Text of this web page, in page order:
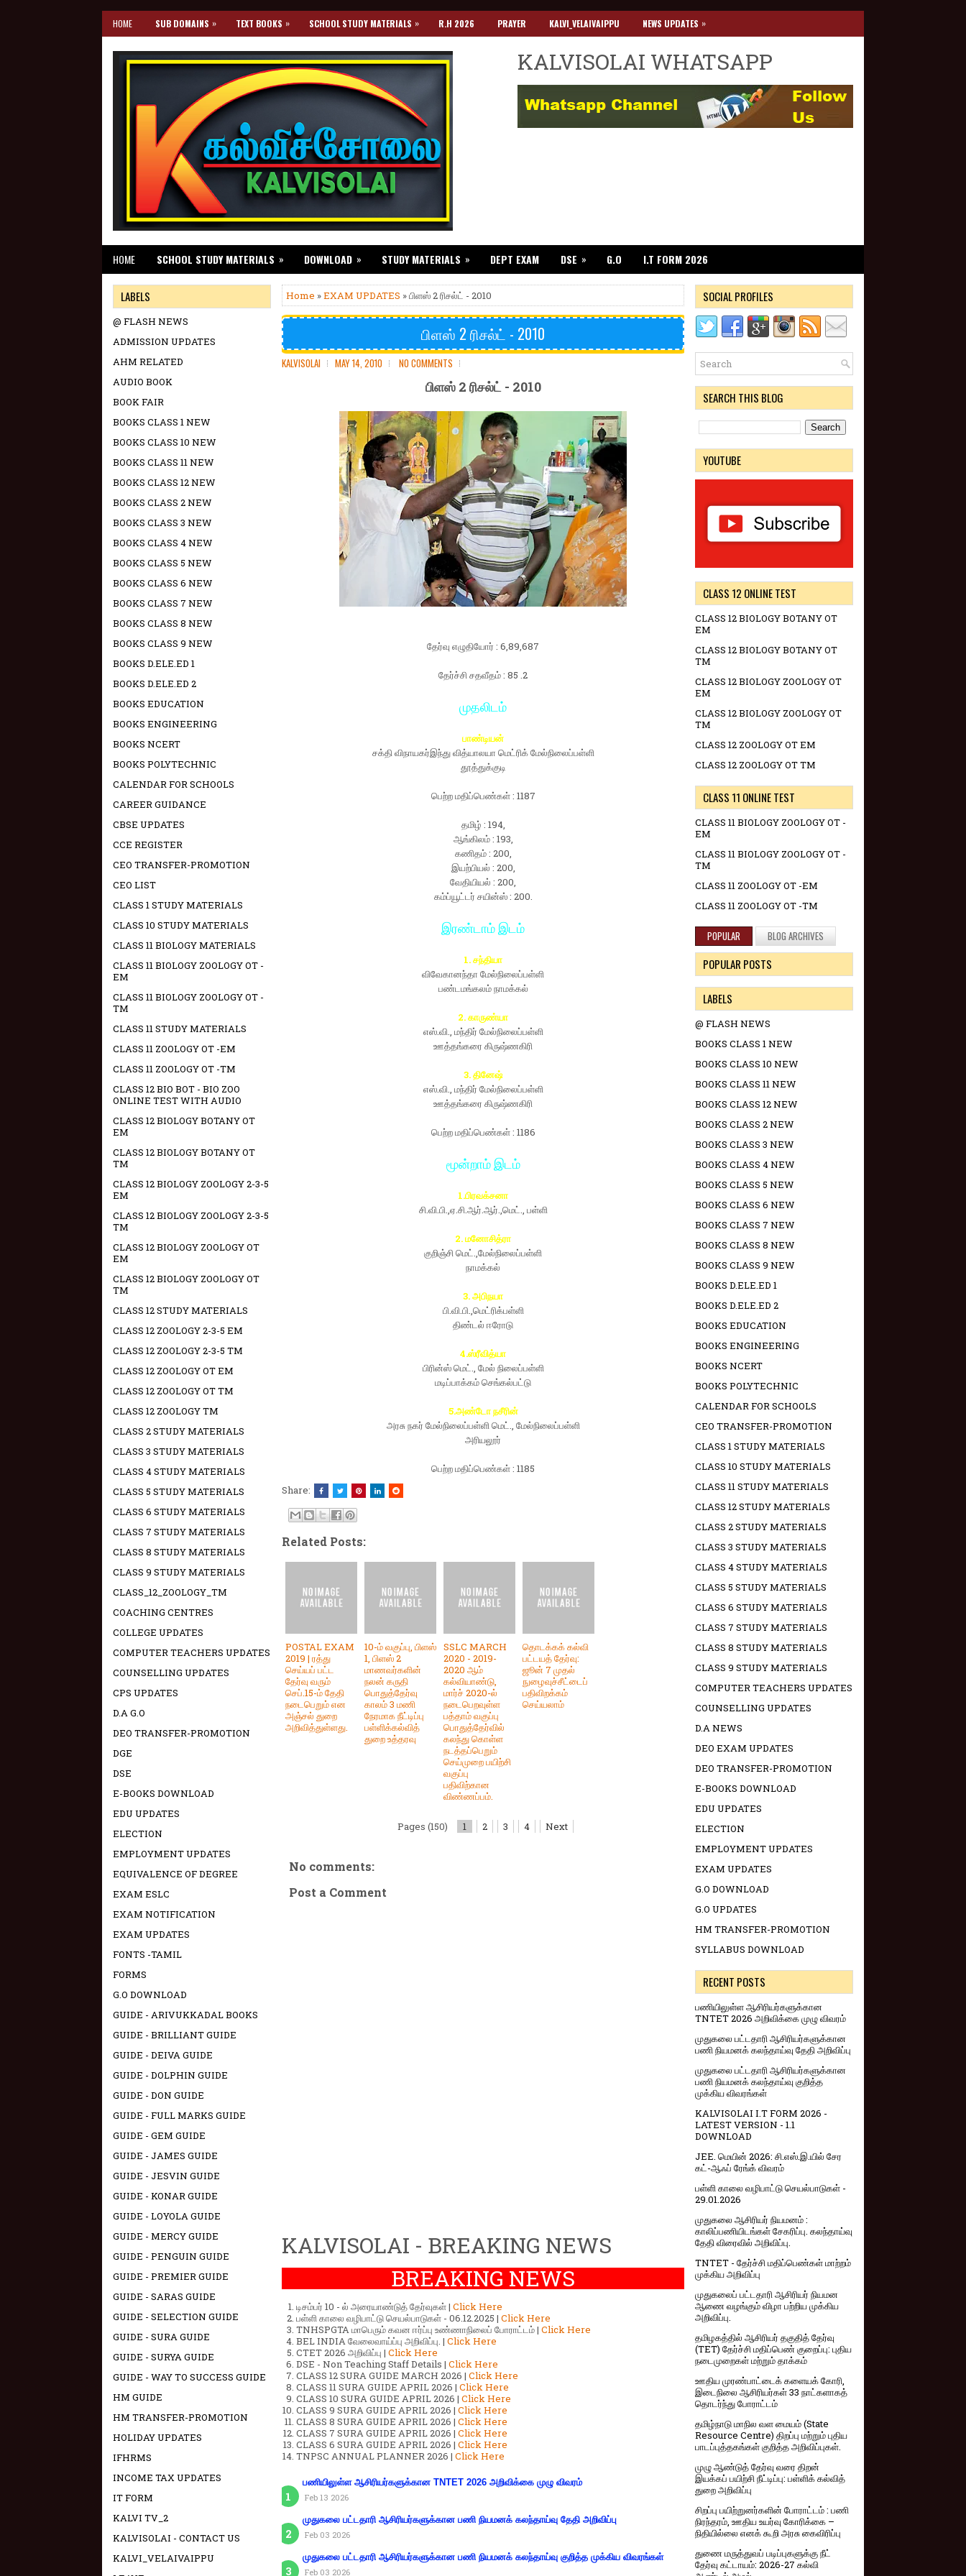
HOME SUB DOMAINS » TEXT BOOKS » SCHOOL STUDY MATERIALS » R.H 2026 PRAYER KALVI_VELAIVAIPPU NEWS UPDATES »
KALVISOLAI WHATSAPP
HOME SCHOOL STUDY MATERIALS » DOWNLOAD » STUDY MATERIALS » DEPT EXAM DSE » G.O I.T FORM 2026
Home »EXAM UPDATES » பிளஸ் 2 ரிசல்ட் - 2010
பிளஸ் 2 ரிசல்ட் - 2010
KALVISOLAI MAY 14, 2010 NO COMMENTS
பிளஸ் 2 ரிசல்ட் - 2010
தேர்வு எழுதியோர் : 6,89,687
தேர்ச்சி சதவீதம் : 85 .2
முதலிடம்
பாண்டியன்
சக்தி விநாயகர்இந்து வித்யாலயா மெட்ரிக் மேல்நிலைப்பள்ளி
தூத்துக்குடி
பெற்ற மதிப்பெண்கள் : 1187
தமிழ் : 194,
ஆங்கிலம் : 193,
கணிதம் : 200,
இயற்பியல் : 200,
வேதியியல் : 200,
கம்ப்யூட்டர் சயின்ஸ் : 200.
இரண்டாம் இடம்
1. சந்தியா
விவேகானந்தா மேல்நிலைப்பள்ளி
பண்டமங்கலம் நாமக்கல்
2. காருண்யா
எஸ்.வி., மந்திர் மேல்நிலைப்பள்ளி
ஊத்தங்கரை கிருஷ்ணகிரி
3. தினேஷ்
எஸ்.வி., மந்திர் மேல்நிலைப்பள்ளி
ஊத்தங்கரை கிருஷ்ணகிரி
பெற்ற மதிப்பெண்கள் : 1186
மூன்றாம் இடம்
1.பிரவக்சனா
சி.வி.பி.,ஏ.சி.ஆர்.ஆர்.,மெட்., பள்ளி
2. மனோசித்ரா
குறிஞ்சி மெட்.,மேல்நிலைப்பள்ளி
நாமக்கல்
3. அபிநயா
பி.வி.பி.,மெட்ரிக்பள்ளி
திண்டல் ஈரோடு
4.ஸ்ரீவித்யா
பிரின்ஸ் மெட்., மேல் நிலைப்பள்ளி
மடிப்பாக்கம் செங்கல்பட்டு
5.அண்டோ நசீரின்
அரசு நகர் மேல்நிலைப்பள்ளி மெட்., மேல்நிலைப்பள்ளி
அரியலூர்
பெற்ற மதிப்பெண்கள் : 1185
Share:
Related Posts:
POSTAL EXAM
2019 | ரத்து
செய்யப் பட்ட
தேர்வு வரும்
செப்.15-ம் தேதி
நடைபெறும் என
அஞ்சல் துறை
அறிவித்துள்ளது.
10-ம் வகுப்பு, பிளஸ்
1, பிளஸ் 2
மாணவர்களின்
நலன் கருதி
பொதுத்தேர்வு
காலம் 3 மணி
நேரமாக நீட்டிப்பு
பள்ளிக்கல்வித்
துறை உத்தரவு
SSLC MARCH
2020 - 2019-
2020 ஆம்
கல்வியாண்டு,
மார்ச் 2020-ல்
நடைபெறவுள்ள
பத்தாம் வகுப்பு
பொதுத்தேர்வில்
கலந்து கொள்ள
நடத்தப்பெறும்
செய்முறை பயிற்சி
வகுப்பு
பதிவிற்கான
விண்ணப்பம்.
தொடக்கக் கல்வி
பட்டயத் தேர்வு:
ஜூன் 7 முதல்
நுழைவுச்சீட்டைப்
பதிவிறக்கம்
செய்யலாம்
Pages (150) 1 2 3 4 Next
No comments:
Post a Comment
KALVISOLAI - BREAKING NEWS
BREAKING NEWS
டிசம்பர் 10 - ல் அரையாண்டுத் தேர்வுகள் | Click Here
பள்ளி காலை வழிபாட்டு செயல்பாடுகள் - 06.12.2025 | Click Here
TNHSPGTA மாபெரும் கவன ஈர்ப்பு உண்ணாநிலைப் போராட்டம் | Click Here
BEL INDIA வேலைவாய்ப்பு அறிவிப்பு. | Click Here
CTET 2026 அறிவிப்பு | Click Here
DSE - Non Teaching Staff Details | Click Here
CLASS 12 SURA GUIDE MARCH 2026 | Click Here
CLASS 11 SURA GUIDE APRIL 2026 | Click Here
CLASS 10 SURA GUIDE APRIL 2026 | Click Here
CLASS 9 SURA GUIDE APRIL 2026 | Click Here
CLASS 8 SURA GUIDE APRIL 2026 | Click Here
CLASS 7 SURA GUIDE APRIL 2026 | Click Here
CLASS 6 SURA GUIDE APRIL 2026 | Click Here
TNPSC ANNUAL PLANNER 2026 | Click Here
பணியிலுள்ள ஆசிரியர்களுக்கான TNTET 2026 அறிவிக்கை முழு விவரம்
Feb 13 2026
முதுகலை பட்டதாரி ஆசிரியர்களுக்கான பணி நியமனக் கலந்தாய்வு தேதி அறிவிப்பு
Feb 03 2026
முதுகலை பட்டதாரி ஆசிரியர்களுக்கான பணி நியமனக் கலந்தாய்வு குறித்த முக்கிய விவரங்கள்
Feb 03 2026
LABELS
@ FLASH NEWS
ADMISSION UPDATES
AHM RELATED
AUDIO BOOK
BOOK FAIR
BOOKS CLASS 1 NEW
BOOKS CLASS 10 NEW
BOOKS CLASS 11 NEW
BOOKS CLASS 12 NEW
BOOKS CLASS 2 NEW
BOOKS CLASS 3 NEW
BOOKS CLASS 4 NEW
BOOKS CLASS 5 NEW
BOOKS CLASS 6 NEW
BOOKS CLASS 7 NEW
BOOKS CLASS 8 NEW
BOOKS CLASS 9 NEW
BOOKS D.ELE.ED 1
BOOKS D.ELE.ED 2
BOOKS EDUCATION
BOOKS ENGINEERING
BOOKS NCERT
BOOKS POLYTECHNIC
CALENDAR FOR SCHOOLS
CAREER GUIDANCE
CBSE UPDATES
CCE REGISTER
CEO TRANSFER-PROMOTION
CEO LIST
CLASS 1 STUDY MATERIALS
CLASS 10 STUDY MATERIALS
CLASS 11 BIOLOGY MATERIALS
CLASS 11 BIOLOGY ZOOLOGY OT -
EM
CLASS 11 BIOLOGY ZOOLOGY OT -
TM
CLASS 11 STUDY MATERIALS
CLASS 11 ZOOLOGY OT -EM
CLASS 11 ZOOLOGY OT -TM
CLASS 12 BIO BOT - BIO ZOO
ONLINE TEST WITH AUDIO
CLASS 12 BIOLOGY BOTANY OT
EM
CLASS 12 BIOLOGY BOTANY OT
TM
CLASS 12 BIOLOGY ZOOLOGY 2-3-5
EM
CLASS 12 BIOLOGY ZOOLOGY 2-3-5
TM
CLASS 12 BIOLOGY ZOOLOGY OT
EM
CLASS 12 BIOLOGY ZOOLOGY OT
TM
CLASS 12 STUDY MATERIALS
CLASS 12 ZOOLOGY 2-3-5 EM
CLASS 12 ZOOLOGY 2-3-5 TM
CLASS 12 ZOOLOGY OT EM
CLASS 12 ZOOLOGY OT TM
CLASS 12 ZOOLOGY TM
CLASS 2 STUDY MATERIALS
CLASS 3 STUDY MATERIALS
CLASS 4 STUDY MATERIALS
CLASS 5 STUDY MATERIALS
CLASS 6 STUDY MATERIALS
CLASS 7 STUDY MATERIALS
CLASS 8 STUDY MATERIALS
CLASS 9 STUDY MATERIALS
CLASS_12_ZOOLOGY_TM
COACHING CENTRES
COLLEGE UPDATES
COMPUTER TEACHERS UPDATES
COUNSELLING UPDATES
CPS UPDATES
D.A G.O
DEO TRANSFER-PROMOTION
DGE
DSE
E-BOOKS DOWNLOAD
EDU UPDATES
ELECTION
EMPLOYMENT UPDATES
EQUIVALENCE OF DEGREE
EXAM ESLC
EXAM NOTIFICATION
EXAM UPDATES
FONTS -TAMIL
FORMS
G.O DOWNLOAD
GUIDE - ARIVUKKADAL BOOKS
GUIDE - BRILLIANT GUIDE
GUIDE - DEIVA GUIDE
GUIDE - DOLPHIN GUIDE
GUIDE - DON GUIDE
GUIDE - FULL MARKS GUIDE
GUIDE - GEM GUIDE
GUIDE - JAMES GUIDE
GUIDE - JESVIN GUIDE
GUIDE - KONAR GUIDE
GUIDE - LOYOLA GUIDE
GUIDE - MERCY GUIDE
GUIDE - PENGUIN GUIDE
GUIDE - PREMIER GUIDE
GUIDE - SARAS GUIDE
GUIDE - SELECTION GUIDE
GUIDE - SURA GUIDE
GUIDE - SURYA GUIDE
GUIDE - WAY TO SUCCESS GUIDE
HM GUIDE
HM TRANSFER-PROMOTION
HOLIDAY UPDATES
IFHRMS
INCOME TAX UPDATES
IT FORM
KALVI TV_2
KALVISOLAI - CONTACT US
KALVI_VELAIVAIPPU
SOCIAL PROFILES
SEARCH THIS BLOG
YOUTUBE
CLASS 12 ONLINE TEST
CLASS 12 BIOLOGY BOTANY OT
EM
CLASS 12 BIOLOGY BOTANY OT
TM
CLASS 12 BIOLOGY ZOOLOGY OT
EM
CLASS 12 BIOLOGY ZOOLOGY OT
TM
CLASS 12 ZOOLOGY OT EM
CLASS 12 ZOOLOGY OT TM
CLASS 11 ONLINE TEST
CLASS 11 BIOLOGY ZOOLOGY OT -
EM
CLASS 11 BIOLOGY ZOOLOGY OT -
TM
CLASS 11 ZOOLOGY OT -EM
CLASS 11 ZOOLOGY OT -TM
POPULAR BLOG ARCHIVES
POPULAR POSTS
LABELS
@ FLASH NEWS
BOOKS CLASS 1 NEW
BOOKS CLASS 10 NEW
BOOKS CLASS 11 NEW
BOOKS CLASS 12 NEW
BOOKS CLASS 2 NEW
BOOKS CLASS 3 NEW
BOOKS CLASS 4 NEW
BOOKS CLASS 5 NEW
BOOKS CLASS 6 NEW
BOOKS CLASS 7 NEW
BOOKS CLASS 8 NEW
BOOKS CLASS 9 NEW
BOOKS D.ELE.ED 1
BOOKS D.ELE.ED 2
BOOKS EDUCATION
BOOKS ENGINEERING
BOOKS NCERT
BOOKS POLYTECHNIC
CALENDAR FOR SCHOOLS
CEO TRANSFER-PROMOTION
CLASS 1 STUDY MATERIALS
CLASS 10 STUDY MATERIALS
CLASS 11 STUDY MATERIALS
CLASS 12 STUDY MATERIALS
CLASS 2 STUDY MATERIALS
CLASS 3 STUDY MATERIALS
CLASS 4 STUDY MATERIALS
CLASS 5 STUDY MATERIALS
CLASS 6 STUDY MATERIALS
CLASS 7 STUDY MATERIALS
CLASS 8 STUDY MATERIALS
CLASS 9 STUDY MATERIALS
COMPUTER TEACHERS UPDATES
COUNSELLING UPDATES
D.A NEWS
DEO EXAM UPDATES
DEO TRANSFER-PROMOTION
E-BOOKS DOWNLOAD
EDU UPDATES
ELECTION
EMPLOYMENT UPDATES
EXAM UPDATES
G.O DOWNLOAD
G.O UPDATES
HM TRANSFER-PROMOTION
SYLLABUS DOWNLOAD
RECENT POSTS
பணியிலுள்ள ஆசிரியர்களுக்கான
TNTET 2026 அறிவிக்கை முழு விவரம்
முதுகலை பட்டதாரி ஆசிரியர்களுக்கான
பணி நியமனக் கலந்தாய்வு தேதி அறிவிப்பு
முதுகலை பட்டதாரி ஆசிரியர்களுக்கான
பணி நியமனக் கலந்தாய்வு குறித்த
முக்கிய விவரங்கள்
KALVISOLAI I.T FORM 2026 -
LATEST VERSION - 1.1
DOWNLOAD
JEE. மெயின் 2026: சி.எஸ்.இ.யில் சேர
கட்-ஆஃப் ரேங்க் விவரம்
பள்ளி காலை வழிபாட்டு செயல்பாடுகள் -
29.01.2026
முதுகலை ஆசிரியர் நியமனம் :
காலிப்பணியிடங்கள் சேகரிப்பு. கலந்தாய்வு
தேதி விரைவில் அறிவிப்பு.
TNTET - தேர்ச்சி மதிப்பெண்கள் மாற்றம்
முக்கிய அறிவிப்பு
முதுகலைப் பட்டதாரி ஆசிரியர் நியமன
ஆணை வழங்கும் விழா பற்றிய முக்கிய
அறிவிப்பு.
தமிழகத்தில் ஆசிரியர் தகுதித் தேர்வு
(TET) தேர்ச்சி மதிப்பெண் குறைப்பு: புதிய
நடைமுறைகள் மற்றும் தாக்கம்
ஊதிய முரண்பாட்டைக் களையக் கோரி,
இடைநிலை ஆசிரியர்கள் 33 நாட்களாகத்
தொடர்ந்து போராட்டம்
தமிழ்நாடு மாநில வள மையம் (State
Resource Centre) திறப்பு மற்றும் புதிய
பாடப்புத்தகங்கள் குறித்த அறிவிப்புகள்.
முழு ஆண்டுத் தேர்வு வரை திறன்
இயக்கப் பயிற்சி நீட்டிப்பு: பள்ளிக் கல்வித்
துறை அறிவிப்பு
சிறப்பு பயிற்றுனர்களின் போராட்டம் : பணி
நிரந்தரம், ஊதிய உயர்வு கோரிக்கை –
நிதியில்லை எனக் கூறி அரசு கைவிரிப்பு
துணை மருத்துவப் படிப்புகளுக்கு நீட்
தேர்வு கட்டாயம்: 2026-27 கல்வி